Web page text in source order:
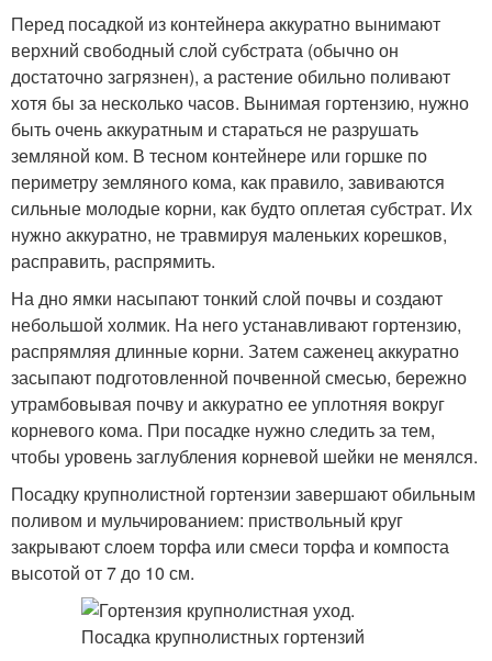
Перед посадкой из контейнера аккуратно вынимают
верхний свободный слой субстрата (обычно он
достаточно загрязнен), а растение обильно поливают
хотя бы за несколько часов. Вынимая гортензию, нужно
быть очень аккуратным и стараться не разрушать
земляной ком. В тесном контейнере или горшке по
периметру земляного кома, как правило, завиваются
сильные молодые корни, как будто оплетая субстрат. Их
нужно аккуратно, не травмируя маленьких корешков,
расправить, распрямить.
На дно ямки насыпают тонкий слой почвы и создают
небольшой холмик. На него устанавливают гортензию,
распрямляя длинные корни. Затем саженец аккуратно
засыпают подготовленной почвенной смесью, бережно
утрамбовывая почву и аккуратно ее уплотняя вокруг
корневого кома. При посадке нужно следить за тем,
чтобы уровень заглубления корневой шейки не менялся.
Посадку крупнолистной гортензии завершают обильным
поливом и мульчированием: приствольный круг
закрывают слоем торфа или смеси торфа и компоста
высотой от 7 до 10 см.